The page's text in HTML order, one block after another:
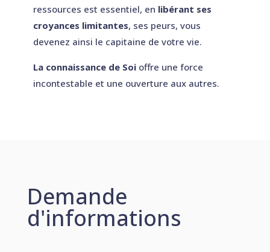
ressources est essentiel, en libérant ses
croyances limitantes, ses peurs, vous
devenez ainsi le capitaine de votre vie.
La connaissance de Soioffre une force
incontestable et une ouverture aux autres.
Demande
d'informations